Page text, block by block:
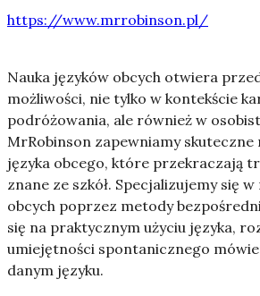
https://www.mrrobinson.pl/
Nauka języków obcych otwiera
możliwości, nie tylko w kontekście
podróżowania, ale również w
MrRobinson zapewniamy skuteczne
języka obcego, które przekraczają
znane ze szkół. Specjalizujemy się
obcych poprzez metody
się na praktycznym użyciu języka,
umiejętności spontanicznego
danym języku.